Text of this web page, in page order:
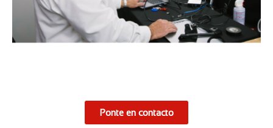
Ponte en contacto